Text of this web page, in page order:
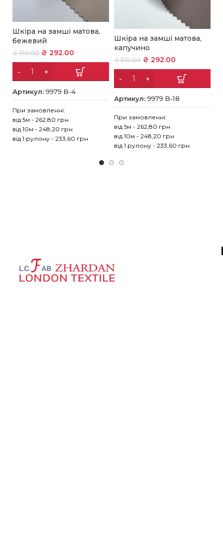
Шкіра на замші матова,
бежевий
₴310.00 ₴ 292.00
Артикул:9979 В-4
При замовленні:
від 5м - 262,80 грн
від 10м - 248,20 грн
від 1 рулону - 233,60 грн
Шкіра на замші матова,
капучино
₴310.00 ₴ 292.00
Артикул: 9979 В-18
При замовленні:
від 5м - 262,80 грн
від 10м - 248,20 грн
від 1 рулону - 233,60 грн